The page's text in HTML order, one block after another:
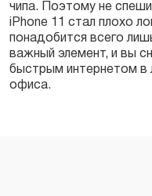
чипа. Поэтому не
iPhone 11 стал плохо
понадобится всего
важный элемент, и вы
быстрым интернетом в
офиса.